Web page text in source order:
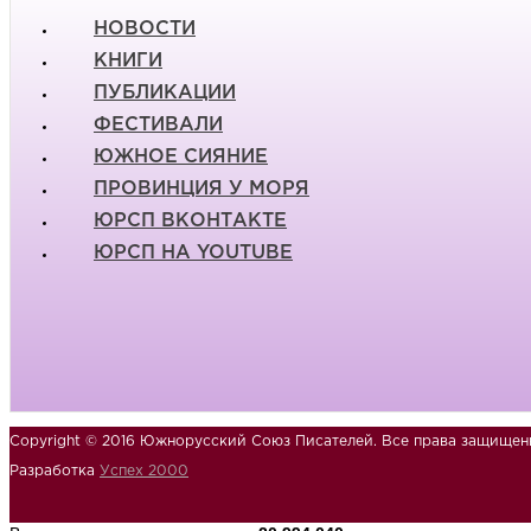
НОВОСТИ
КНИГИ
ПУБЛИКАЦИИ
ФЕСТИВАЛИ
ЮЖНОЕ СИЯНИЕ
ПРОВИНЦИЯ У МОРЯ
ЮРСП ВКОНТАКТЕ
ЮРСП НА YOUTUBE
Copyright © 2016 Южнорусский Союз Писателей. Все права
Разработка Успех 2000